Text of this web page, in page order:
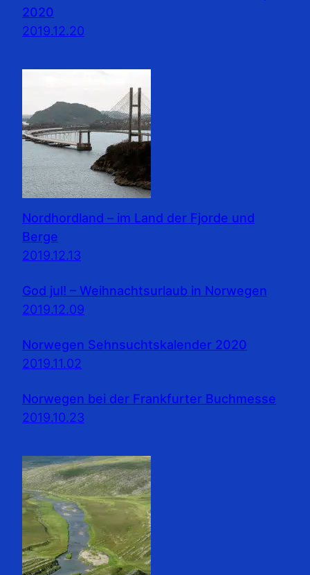
2020
2019.12.20
Nordhordland – im Land der Fjorde und
Berge
2019.12.13
God jul! – Weihnachtsurlaub in Norwegen
2019.12.09
Norwegen Sehnsuchtskalender 2020
2019.11.02
Norwegen bei der Frankfurter Buchmesse
2019.10.23